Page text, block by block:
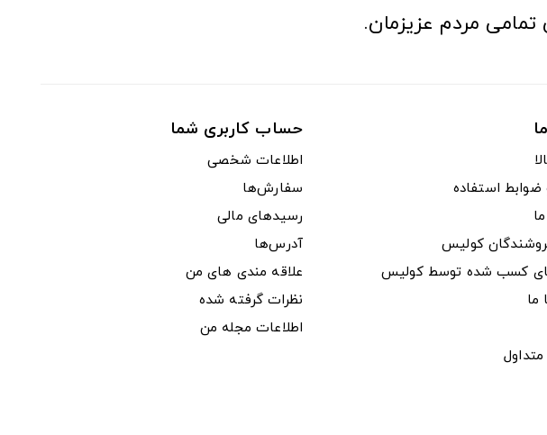
مردم عزیزمان.
ضوابط استفاده
کولیس
کسب شده توسط کولیس
ما
حساب کاربری شما
اطلاعات شخصی
سفارش‌ها
رسیدهای مالی
آدرس‌ها
علاقه مندی های من
نظرات گرفته شده
اطلاعات مجله من